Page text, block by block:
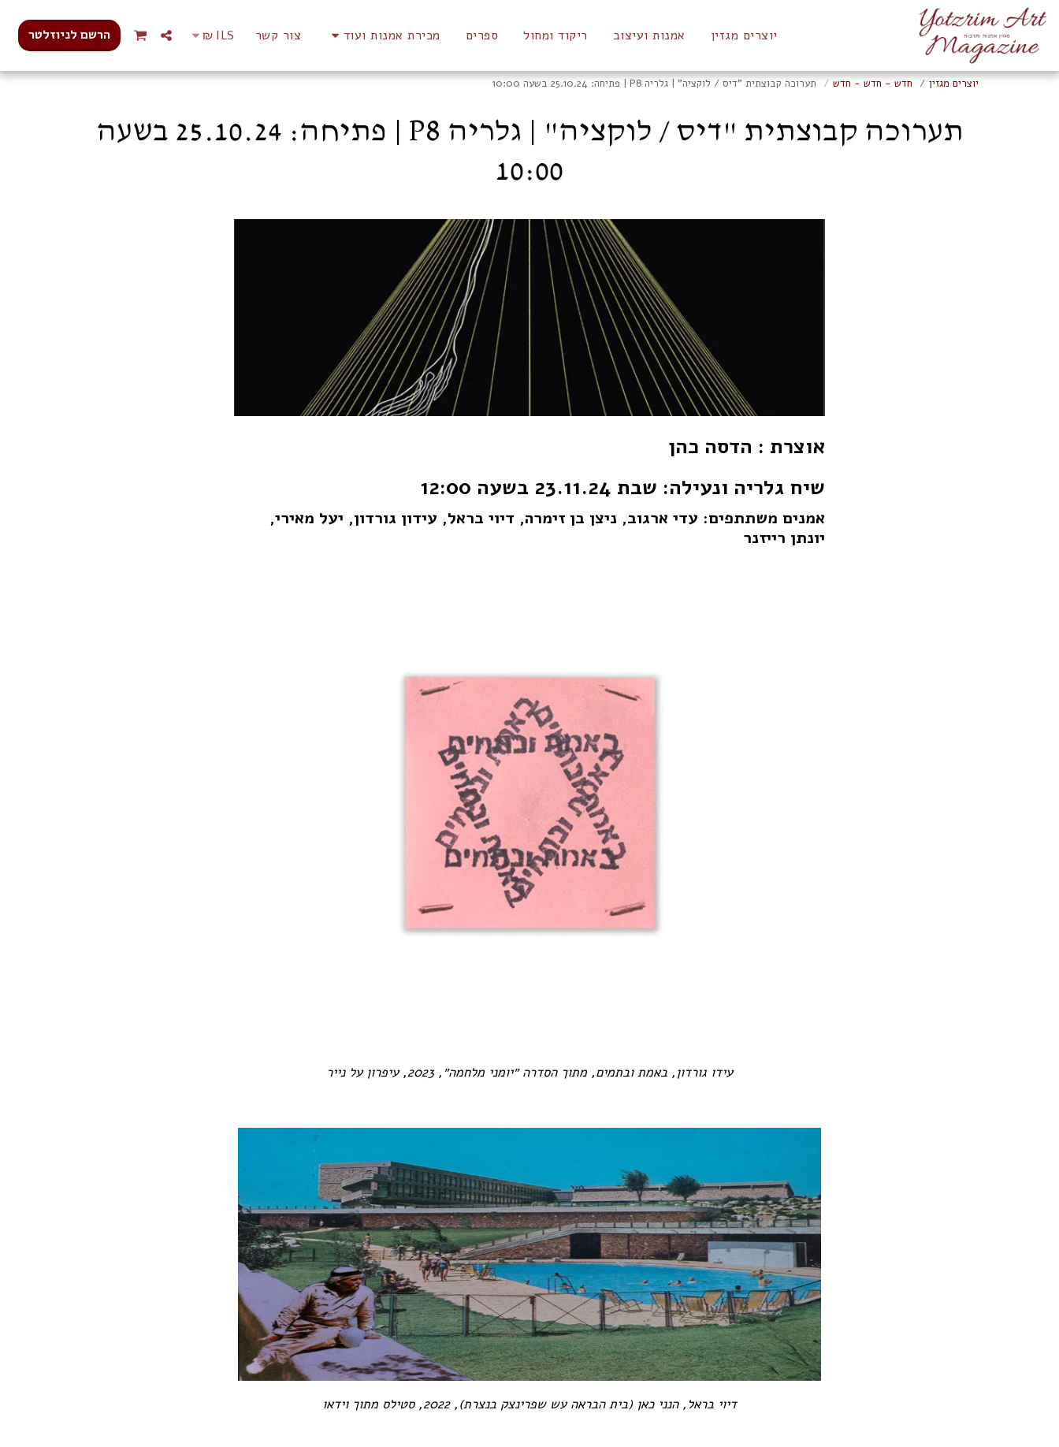
יוצרים מגזין אמנות ועיצוב ריקוד ומחול ספרים מכירת אמנות ועוד צור קשר ILS
₪ הרשם לניוזלטר
יוצרים מגזין חדש - חדש - חדש תערוכה קבוצתית "דיס / לוקציה" | גלריה P8 | פתיחה: 25.10.24 בשעה 10:00
תערוכה קבוצתית "דיס / לוקציה" | גלריה P8 | פתיחה: 25.10.24 בשעה
10:00
אוצרת : הדסה כהן
שיח גלריה ונעילה: שבת 23.11.24 בשעה 12:00
אמנים משתתפים: עדי ארגוב, ניצן בן זימרה, דיוי בראל, עידון גורדון, יעל מאירי,
יונתן רייזנר
עידו גורדון, באמת ובתמים, מתוך הסדרה ״יומני מלחמה״, 2023, עיפרון על נייר
דיוי בראל, הנני כאן (בית הבראה עש שפרינצק בנצרת), 2022, סטילס מתוך וידאו